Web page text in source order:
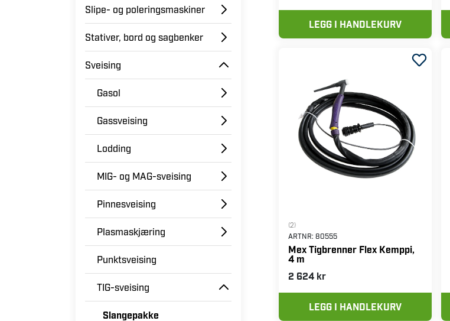
Slipe- og poleringsmaskiner
Stativer, bord og sagbenker
Sveising
Gasol
Gassveising
Lodding
MIG- og MAG-sveising
Pinnesveising
Plasmaskjæring
Punktsveising
TIG-sveising
Slangepakke
LEGG I HANDLEKURV
(2)
ARTNR: 80555
Mex Tigbrenner Flex Kemppi,
4 m
2 624 kr
LEGG I HANDLEKURV